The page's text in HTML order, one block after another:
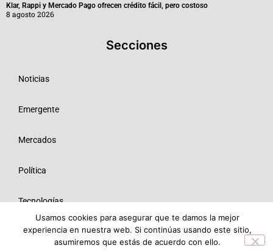
Klar, Rappi y Mercado Pago ofrecen crédito fácil, pero costoso
8 agosto 2026
Secciones
Noticias
Emergente
Mercados
Política
Tecnologías
Opinión
Usamos cookies para asegurar que te damos la mejor
experiencia en nuestra web. Si continúas usando este sitio,
asumiremos que estás de acuerdo con ello.